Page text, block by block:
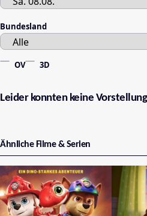
Bundesland
OV 3D
Leider konnten keine
Ähnliche Filme & Serien